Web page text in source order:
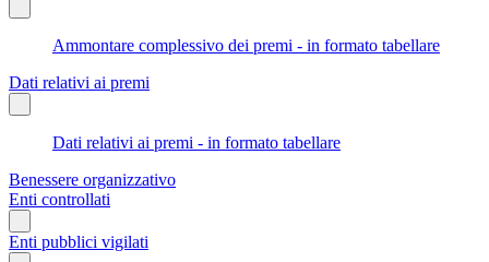
Ammontare complessivo dei premi - in formato tabellare
Dati relativi ai premi
Dati relativi ai premi - in formato tabellare
Benessere organizzativo
Enti controllati
Enti pubblici vigilati